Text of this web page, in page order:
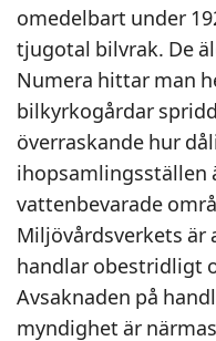
omedelbart under
tjugotal bilvrak. De
Numera hittar man
bilkyrkogårdar
överraskande hur
ihopsamlingsställen
vattenbevarade
Miljövårdsverkets är
handlar obestridligt
Avsaknaden på
myndighet är